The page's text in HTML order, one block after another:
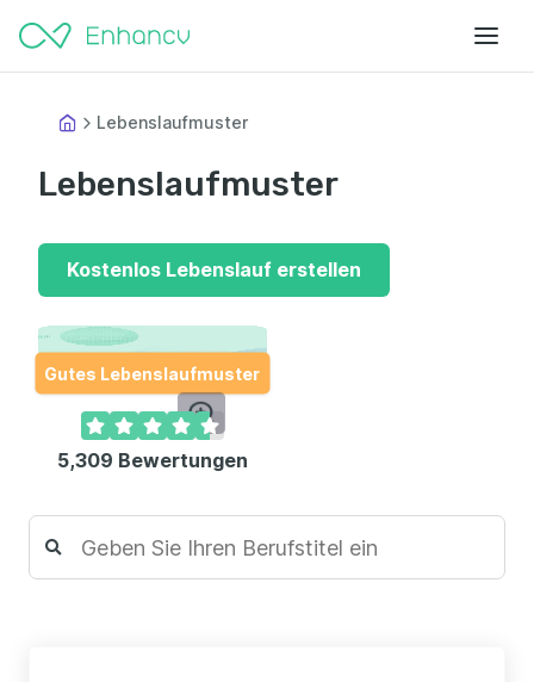
Lebenslaufmuster
Lebenslaufmuster
Kostenlos Lebenslauf erstellen
Gutes Lebenslaufmuster
5,309 Bewertungen